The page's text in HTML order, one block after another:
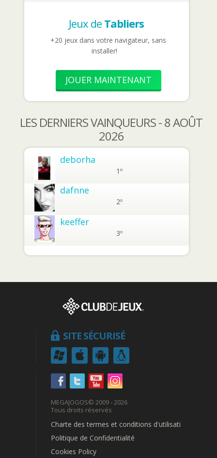
Jeux de Tabliers
+20 jeux dans votre navigateur, sans
installer!
JOUER MAINTENANT
LES DERNIERS VAINQUEURS - 8 AOÛT
2026
deborha
1º
dafnne
2º
keeffer
3º
SITE SÉCURISÉ
MEGAJOGOS© 2009 - 2026
Tous droits réservés
Charte des termes et conditions d'utilisation
Politique de Confidentialité
Cookies Policy